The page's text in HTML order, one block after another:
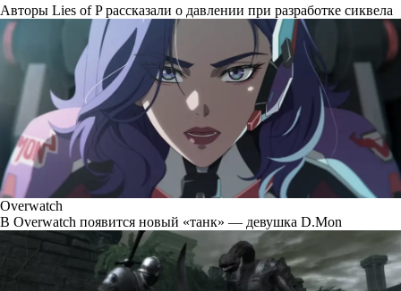
Авторы Lies of P рассказали о давлении при разработке сиквела
Overwatch
В Overwatch появится новый «танк» — девушка D.Mon